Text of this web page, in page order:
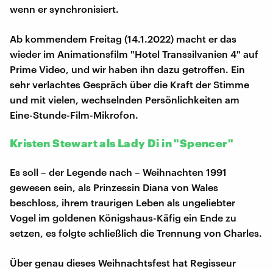
wenn er synchronisiert.
Ab kommendem Freitag (14.1.2022) macht er das
wieder im Animationsfilm "Hotel Transsilvanien 4" auf
Prime Video, und wir haben ihn dazu getroffen. Ein
sehr verlachtes Gespräch über die Kraft der Stimme
und mit vielen, wechselnden Persönlichkeiten am
Eine-Stunde-Film-Mikrofon.
Kristen Stewart als Lady Di in "Spencer"
Es soll – der Legende nach – Weihnachten 1991
gewesen sein, als Prinzessin Diana von Wales
beschloss, ihrem traurigen Leben als ungeliebter
Vogel im goldenen Königshaus-Käfig ein Ende zu
setzen, es folgte schließlich die Trennung von Charles.
Über genau dieses Weihnachtsfest hat Regisseur